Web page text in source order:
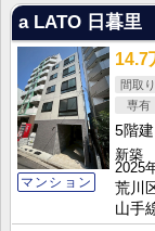
a LATO 日暮里
マンション
14.7
5階建
新築
2025
荒川
山手